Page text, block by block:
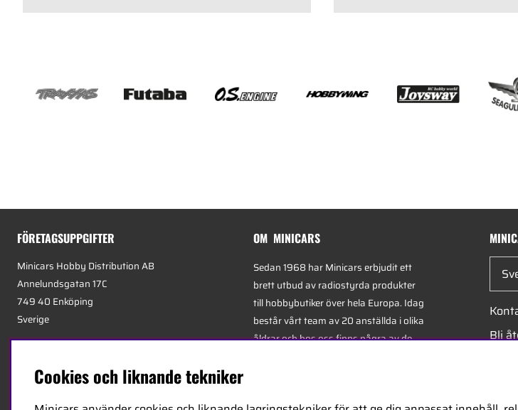
FÖRETAGSUPPGIFTER
Minicars Hobby Distribution AB
Annelundsgatan 17C
749 40 Enköping
Sverige
E-mail:info@minicars.se
OM MINICARS
Sedan 1968 har Minicars erbjudit ett
brett utbud av radiostyrda produkter
till hobbybutiker över hela Europa. Idag
består vårt team av 20 anställda i olika
åldrar och hos oss finns några av de
Bli
Cookies och liknande tekniker